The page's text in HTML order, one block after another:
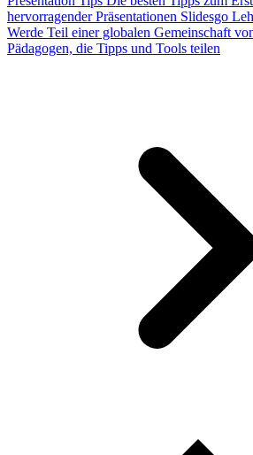
hervorragender Präsentationen Slidesgo
Werde Teil einer globalen Gemeinschaft
Pädagogen, die Tipps und Tools teilen